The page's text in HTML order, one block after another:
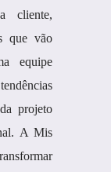
cliente,
que vão
equipe
projeto
A Mis